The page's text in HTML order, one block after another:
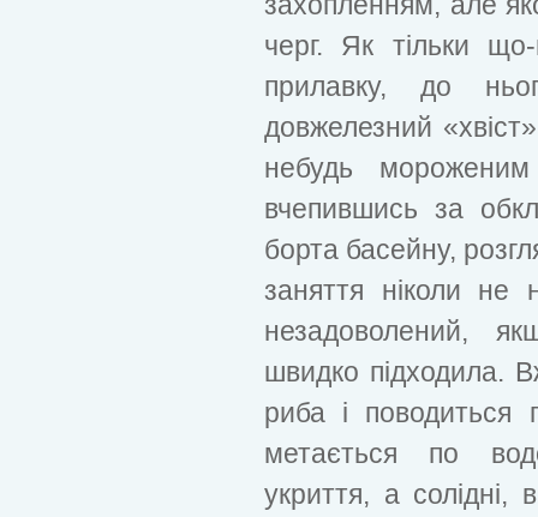
черг. Як тільки
прилавку, до
довжелезний
небудь
вчепившись за
борта басейну,
заняття ніколи не
незадоволений,
швидко підходила.
риба і поводиться
метається по
укриття, а солідні,